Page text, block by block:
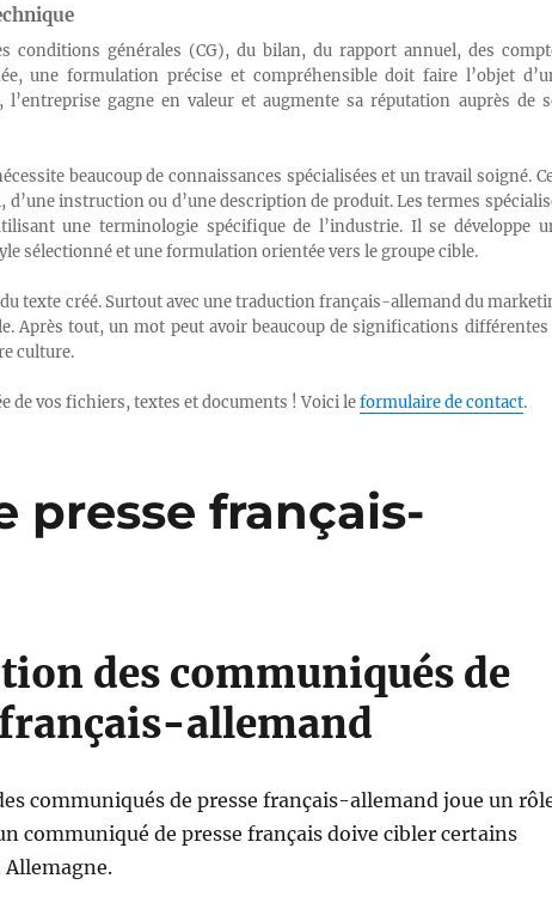
conditions générales (CG), du bilan, du rapport annuel, des
une formulation précise et compréhensible doit faire l’objet
gagne en valeur et augmente sa réputation auprès de
beaucoup de connaissances spécialisées et un travail soigné.
instruction ou d’une description de produit. Les termes
une terminologie spécifique de l’industrie. Il se développe
sélectionné et une formulation orientée vers le groupe cible.
texte créé. Surtout avec une traduction français-allemand du
Après tout, un mot peut avoir beaucoup de significations différentes
culture.
de vos fichiers, textes et documents ! Voici leformulaire de contact.
presse français-
des communiqués de
allemand
communiqués de presse français-allemand joue un
communiqué de presse français doive cibler certains